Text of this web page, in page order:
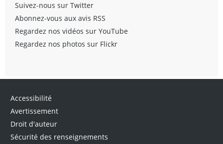
Suivez-nous sur Twitter
Abonnez-vous aux avis RSS
Regardez nos vidéos sur YouTube
Regardez nos photos sur Flickr
Accessibilité
Avertissement
Droit d'auteur
Sécurité des renseignements